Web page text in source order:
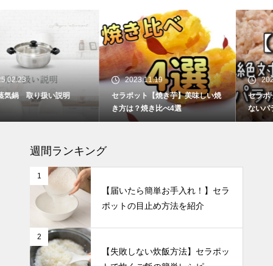
2023.11.19
セラポット【焼き芋】美味しい焼
2023.11.19
セラポット【超簡単】絶対失
ないパラパラ鶏そぼろ
週間ランキング
1
【届いたら簡単お手入れ！】セラ
ポットの目止め方法を紹介
2
【失敗しない炊飯方法】セラポッ